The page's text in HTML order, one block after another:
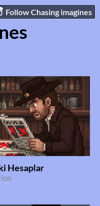
Follow Chasing imagines
Hesaplar